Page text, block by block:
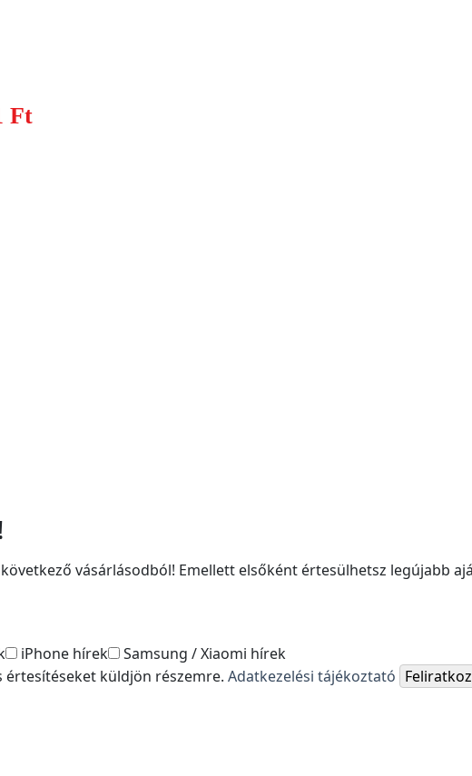
Ft
vásárlásodból! Emellett elsőként értesülhetsz legújabb
iPhone hírek
Samsung / Xiaomi hírek
értesítéseket küldjön részemre. Adatkezelési tájékoztató